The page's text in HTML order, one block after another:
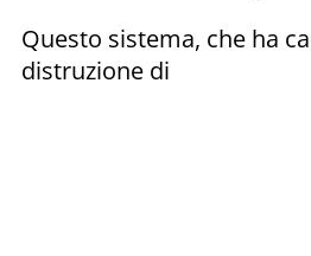
Questo sistema, che ha
distruzione di